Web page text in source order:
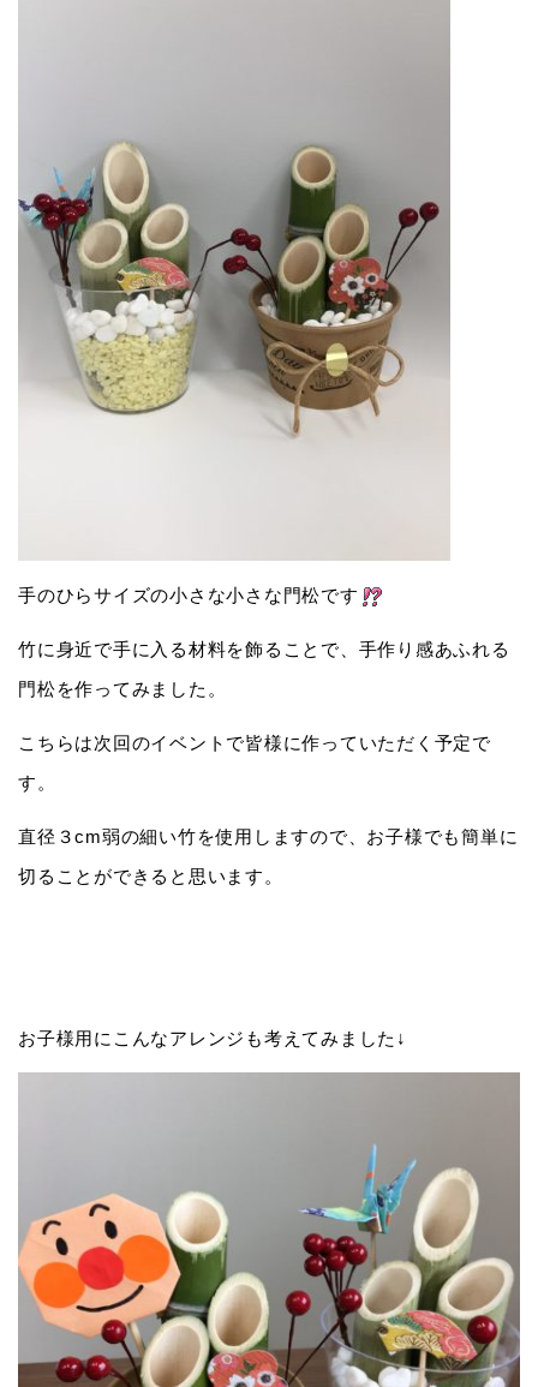
手のひらサイズの小さな小さな門松です
竹に身近で手に入る材料を飾ることで、手作り感あふれる
門松を作ってみました。
こちらは次回のイベントで皆様に作っていただく予定で
す。
直径３cm弱の細い竹を使用しますので、お子様でも簡単に
切ることができると思います。
お子様用にこんなアレンジも考えてみました↓